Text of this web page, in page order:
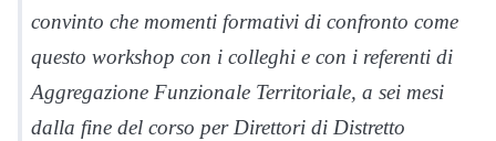
convinto che momenti formativi di confronto come
questo workshop con i colleghi e con i referenti di
Aggregazione Funzionale Territoriale, a sei mesi
dalla fine del corso per Direttori di Distretto